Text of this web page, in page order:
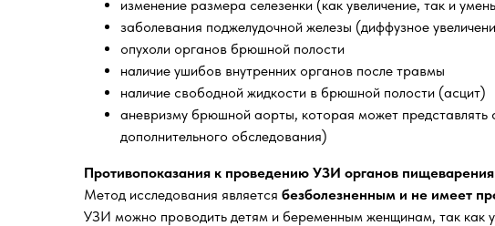
изменение размера селезенки (как увеличение, так и
заболевания поджелудочной железы (диффузное
опухоли органов брюшной полости
наличие ушибов внутренних органов после травмы
наличие свободной жидкости в брюшной полости (асцит)
аневризму брюшной аорты, которая может
дополнительного обследования)
Противопоказания к проведению УЗИ органов пищеварения
Метод исследования является безболезненным и не имеет
УЗИ можно проводить детям и беременным женщинам, так как